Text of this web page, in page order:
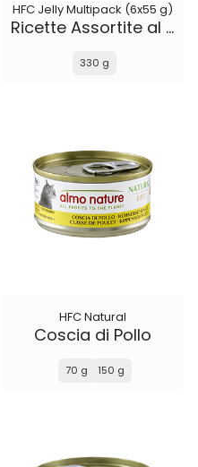
HFC Jelly Multipack (6x55 g)
Ricette Assortite al Tonno
330 g
HFC Natural
Coscia di Pollo
70 g 150 g